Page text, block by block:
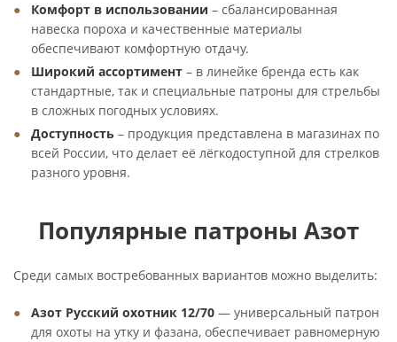
Комфорт в использовании – сбалансированная
навеска пороха и качественные материалы
обеспечивают комфортную отдачу.
Широкий ассортимент – в линейке бренда есть как
стандартные, так и специальные патроны для стрельбы
в сложных погодных условиях.
Доступность – продукция представлена в магазинах по
всей России, что делает её лёгкодоступной для стрелков
разного уровня.
Популярные патроны Азот
Среди самых востребованных вариантов можно выделить:
Азот Русский охотник 12/70 — универсальный патрон
для охоты на утку и фазана, обеспечивает равномерную